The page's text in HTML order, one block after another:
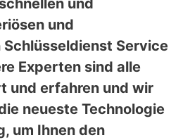
und
und
Service
Experten sind alle
und erfahren und wir
neueste Technologie
um Ihnen den